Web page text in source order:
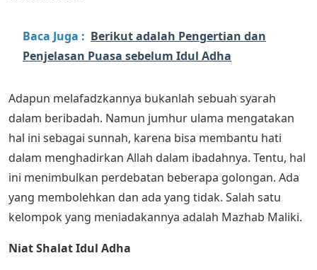
Baca Juga : Berikut adalah Pengertian dan
Penjelasan Puasa sebelum Idul Adha
Adapun melafadzkannya bukanlah sebuah syarah
dalam beribadah. Namun jumhur ulama mengatakan
hal ini sebagai sunnah, karena bisa membantu hati
dalam menghadirkan Allah dalam ibadahnya. Tentu, hal
ini menimbulkan perdebatan beberapa golongan. Ada
yang membolehkan dan ada yang tidak. Salah satu
kelompok yang meniadakannya adalah Mazhab Maliki.
Niat Shalat Idul Adha